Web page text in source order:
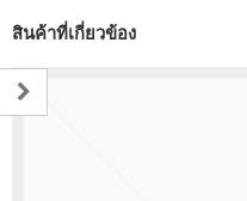
สินค้าที่เกี่ยวข้อง